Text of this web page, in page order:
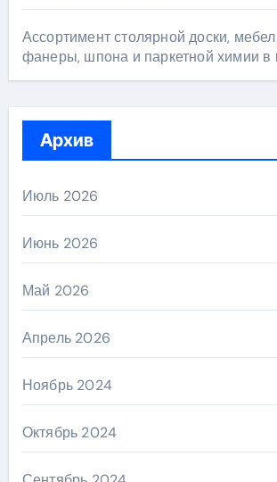
Ассортимент столярной доски,
фанеры, шпона и паркетной химии в
Архив
Июль 2026
Июнь 2026
Май 2026
Апрель 2026
Ноябрь 2024
Октябрь 2024